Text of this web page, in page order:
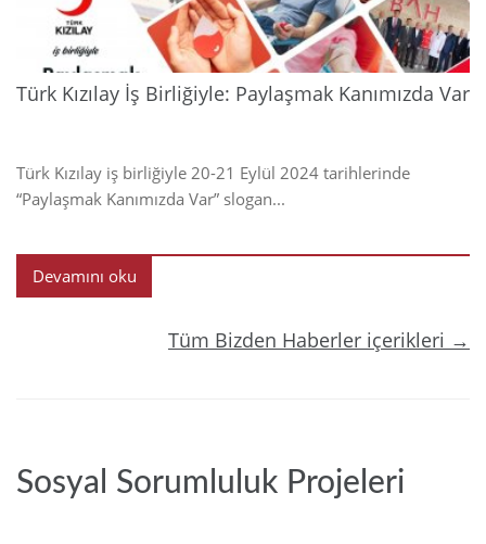
Türk Kızılay İş Birliğiyle: Paylaşmak Kanımızda Var
Türk Kızılay iş birliğiyle 20-21 Eylül 2024 tarihlerinde
“Paylaşmak Kanımızda Var” slogan...
Devamını oku
Tüm Bizden Haberler içerikleri →
Sosyal Sorumluluk Projeleri